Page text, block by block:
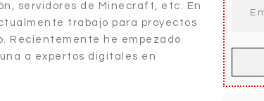
servidores de Minecraft, etc. En
trabajo para proyectos
Recientemente he empezado
a expertos digitales en